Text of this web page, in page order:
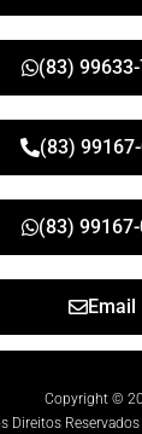
(83) 99633-
(83)
(83)
Email
Copyright ©
Direitos